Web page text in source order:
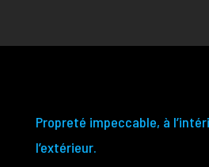
Propreté impeccable, à
l’extérieur.